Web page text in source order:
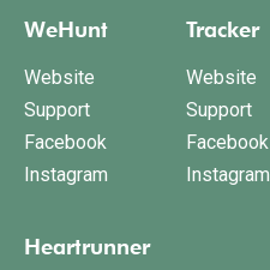
WeHunt
Website
Support
Facebook
Instagram
Tracker
Website
Support
Facebook
Instagram
Heartrunner